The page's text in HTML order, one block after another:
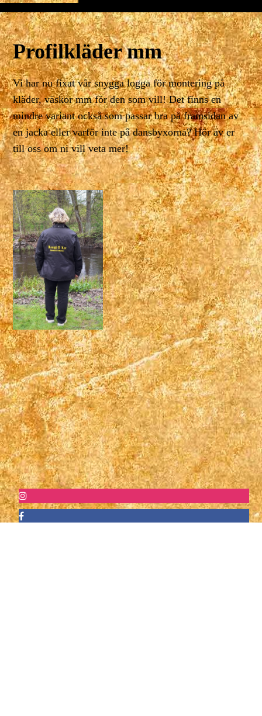
Profilkläder mm
Vi har nu fixat vår snygga logga för montering på
kläder, väskor mm för den som vill! Det finns en
mindre variant också som passar bra på framsidan av
en jacka eller varför inte på dansbyxorna? Hör av er
till oss om ni vill veta mer!